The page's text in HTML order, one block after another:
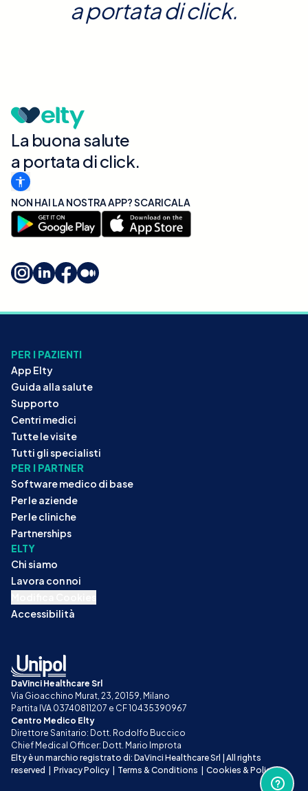
a portata di click.
La buona salute
a portata di click.
NON HAI LA NOSTRA APP? SCARICALA
PER I PAZIENTI
App Elty
Guida alla salute
Supporto
Centri medici
Tutte le visite
Tutti gli specialisti
PER I PARTNER
Software medico di base
Per le aziende
Per le cliniche
Partnerships
ELTY
Chi siamo
Lavora con noi
Accessibilità
DaVinci Healthcare Srl
Via Gioacchino Murat, 23, 20159, Milano
Partita IVA 03740811207 e CF 10435390967
Centro Medico Elty
Direttore Sanitario: Dott. Rodolfo Buccico
Chief Medical Officer: Dott. Mario Improta
Elty è un marchio registrato di: DaVinci Healthcare Srl | All rights
reserved | Privacy Policy | Terms & Conditions | Cookies & Policy